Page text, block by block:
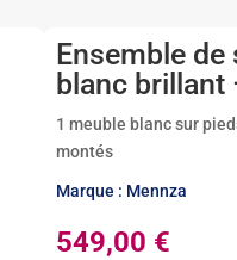
Ensemble de
blanc
1 meuble blanc sur
montés
Marque : Mennza
549,00 €